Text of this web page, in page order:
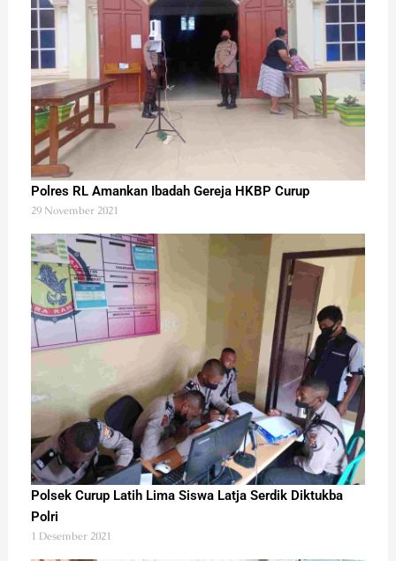
Polres RL Amankan Ibadah Gereja HKBP Curup
29 November 2021
Polsek Curup Latih Lima Siswa Latja Serdik Diktukba
Polri
1 Desember 2021